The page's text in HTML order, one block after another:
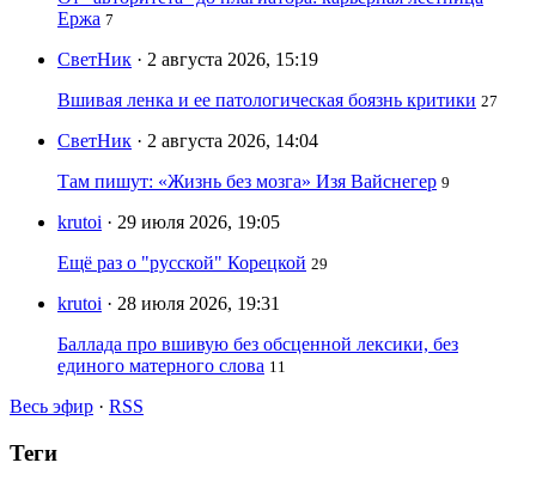
Ержа 7
СветНик · 2 августа 2026, 15:19
Вшивая ленка и ее патологическая боязнь критики 27
СветНик · 2 августа 2026, 14:04
Там пишут: «Жизнь без мозга» Изя Вайснегер 9
krutoi · 29 июля 2026, 19:05
Ещё раз о "русской" Корецкой 29
krutoi · 28 июля 2026, 19:31
Баллада про вшивую без обсценной лексики, без
единого матерного слова 11
Весь эфир · RSS
Теги